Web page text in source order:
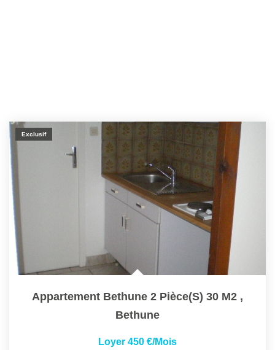
Exclusif
Appartement Bethune 2 Pièce(s) 30 M2 ,
Bethune
Loyer 450 €/mois